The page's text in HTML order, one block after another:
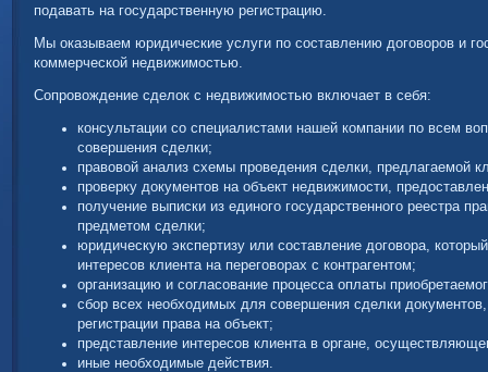
подавать на государственную регистрацию.
Мы оказываем юридические услуги по составлению договоров и
коммерческой недвижимостью.
Сопровождение сделок с недвижимостью включает в себя:
консультации со специалистами нашей компании по всем
совершения сделки;
правовой анализ схемы проведения сделки, предлагаемой
проверку документов на объект недвижимости,
получение выписки из единого государственного реестра
предметом сделки;
юридическую экспертизу или составление договора,
интересов клиента на переговорах с контрагентом;
организацию и согласование процесса оплаты
сбор всех необходимых для совершения сделки
регистрации права на объект;
представление интересов клиента в органе,
иные необходимые действия.